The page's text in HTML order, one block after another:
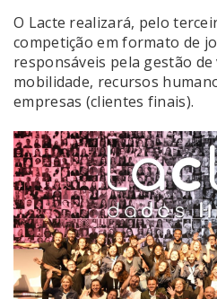
O Lacte realizará, pelo
competição em formato de
responsáveis pela gestão
mobilidade, recursos
empresas (clientes finais).